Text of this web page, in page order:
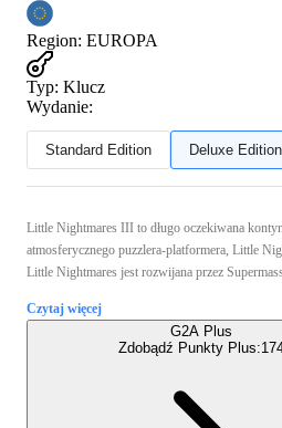
Region: EUROPA
Typ: Klucz
Wydanie:
Standard Edition Deluxe Edition
Little Nightmares III to długo oczekiwana
atmosferycznego puzzlera-platformera, Little
Little Nightmares jest rozwijana przez
Czytaj więcej
G2A Plus
Zdobądź Punkty Plus: